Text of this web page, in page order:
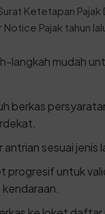
Ketetapan Pajak
Notice Pajak tahun
langkah mudah
berkas
antrian sesuai jenis
progresif untuk